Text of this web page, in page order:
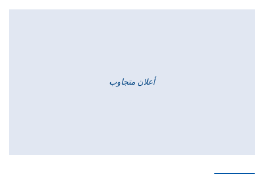
أعلان متجاوب